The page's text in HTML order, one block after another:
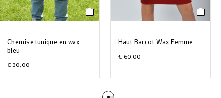
Chemise tunique en wax
bleu
€ 30,00
Haut Bardot Wax Femme
€ 60,00